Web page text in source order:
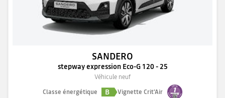
SANDERO
stepway expression Eco-G 120 - 25
Véhicule neuf
Classe énergétique
B Vignette Crit'Air